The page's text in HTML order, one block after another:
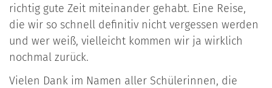
richtig gute Zeit miteinander gehabt. Eine Reise,
die wir so schnell definitiv nicht vergessen werden
und wer weiß, vielleicht kommen wir ja wirklich
nochmal zurück.
Vielen Dank im Namen aller Schülerinnen, die